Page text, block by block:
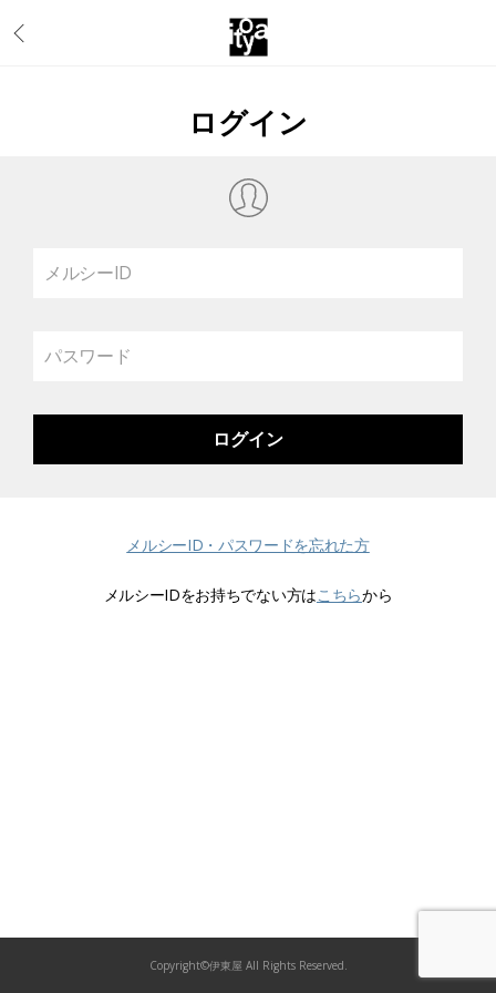
ログイン
メルシーID
パスワード
メルシーID・パスワードを忘れた方
メルシーIDをお持ちでない方はこちらから
Copyright©伊東屋 All Rights Reserved.